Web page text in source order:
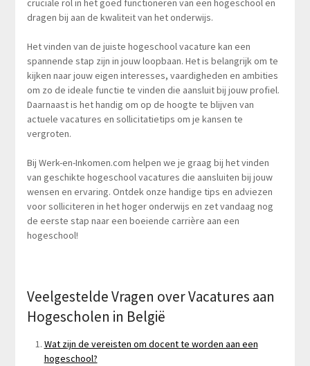
cruciale rol in het goed functioneren van een hogeschool en
dragen bij aan de kwaliteit van het onderwijs.
Het vinden van de juiste hogeschool vacature kan een
spannende stap zijn in jouw loopbaan. Het is belangrijk om te
kijken naar jouw eigen interesses, vaardigheden en ambities
om zo de ideale functie te vinden die aansluit bij jouw profiel.
Daarnaast is het handig om op de hoogte te blijven van
actuele vacatures en sollicitatietips om je kansen te
vergroten.
Bij Werk-en-Inkomen.com helpen we je graag bij het vinden
van geschikte hogeschool vacatures die aansluiten bij jouw
wensen en ervaring. Ontdek onze handige tips en adviezen
voor solliciteren in het hoger onderwijs en zet vandaag nog
de eerste stap naar een boeiende carrière aan een
hogeschool!
Veelgestelde Vragen over Vacatures aan
Hogescholen in België
Wat zijn de vereisten om docent te worden aan een
hogeschool?